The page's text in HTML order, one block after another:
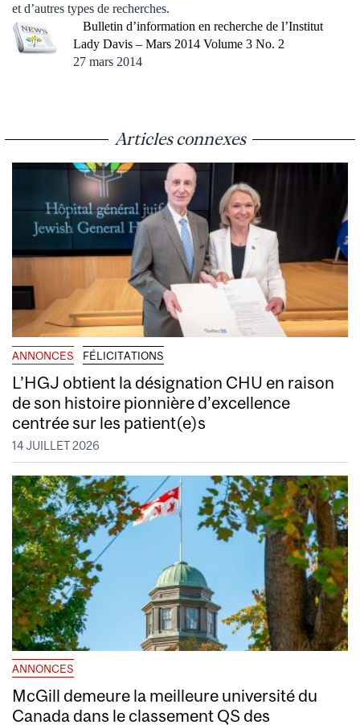
et d’autres types de recherches.
Bulletin d’information en recherche de l’Institut
Lady Davis – Mars 2014 Volume 3 No. 2
27 mars 2014
Articles connexes
ANNONCES FÉLICITATIONS
L’HGJ obtient la désignation CHU en raison
de son histoire pionnière d’excellence
centrée sur les patient(e)s
14 JUILLET 2026
ANNONCES
McGill demeure la meilleure université du
Canada dans le classement QS des